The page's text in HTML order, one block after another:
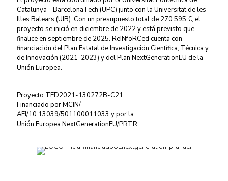
Catalunya - BarcelonaTech (UPC) junto con la Universitat de les
Illes Balears (UIB). Con un presupuesto total de 270.595 €, el
proyecto se inició en diciembre de 2022 y está previsto que
finalice en septiembre de 2025. ReINfoRCed cuenta con
financiación del Plan Estatal de Investigación Científica, Técnica y
de Innovación (2021-2023) y del Plan NextGenerationEU de la
Unión Europea.
Proyecto TED2021-130272B-C21
Financiado por MCIN/
AEI/10.13039/501100011033 y por la
Unión Europea NextGenerationEU/PRTR